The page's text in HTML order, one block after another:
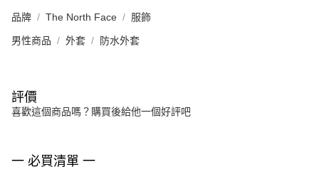
品牌 The North Face 服飾
男性商品 外套 防水外套
評價
喜歡這個商品嗎？購買後給他一個好評吧
一 必買清單 一